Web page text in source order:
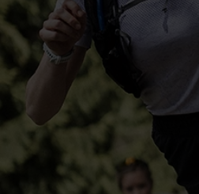
-15°
-20°
-25°
-30°